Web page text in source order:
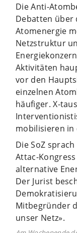
Die Anti-
Debatten über
Atomenergie
Netzstruktur
Aktivitäten
vor den
einzelnen
häufiger. X-
mobilisieren in
Die SoZ
Attac-
alternative
Der Jurist
Mitbegründer
unser Netz».